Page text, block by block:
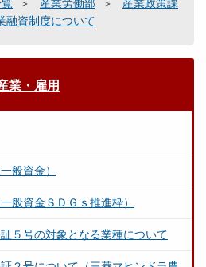
産業労働部
産業政策課
融資制度について
業・雇用
般資金）
般資金ＳＤＧｓ推進枠）
５号の対象となる業種について